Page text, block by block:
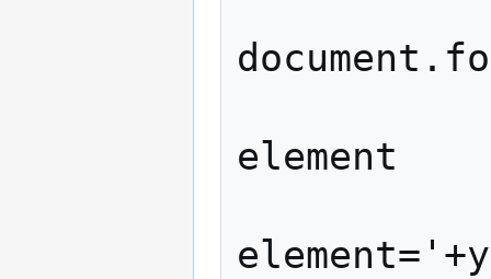
element